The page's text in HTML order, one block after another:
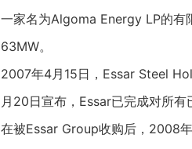
一家名为Algoma Energy LP的有
63MW。
2007年4月15日，Essar Steel
月20日宣布，Essar已完成对所有
在被Essar Group收购后，2008